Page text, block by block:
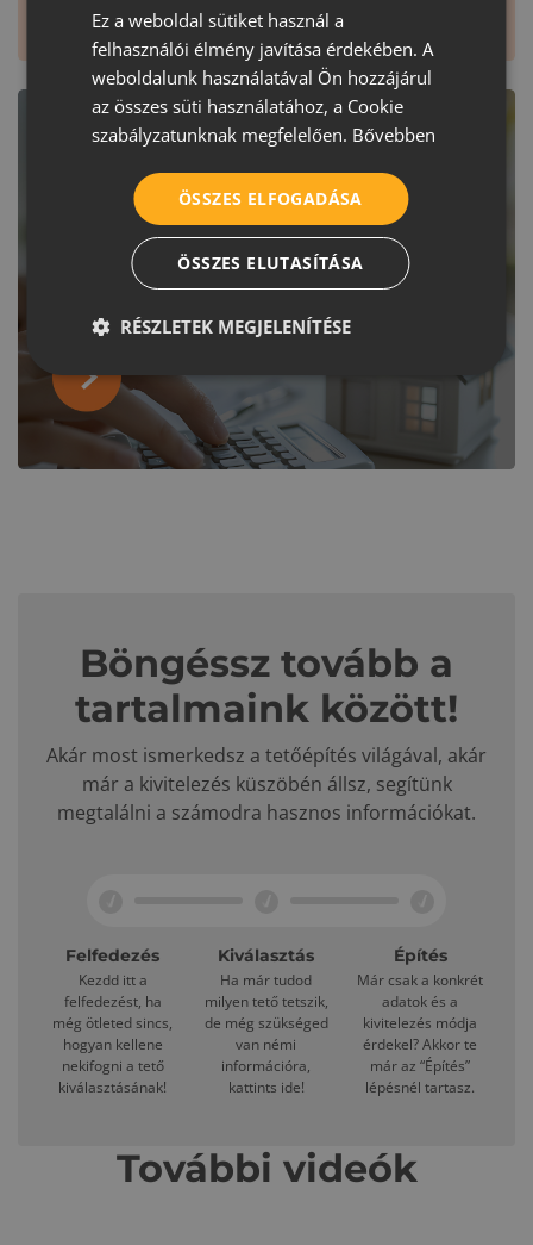
Böngéssz tovább a
tartalmaink között!
Akár most ismerkedsz a tetőépítés világával, akár
már a kivitelezés küszöbén állsz, segítünk
megtalálni a számodra hasznos információkat.
Felfedezés
Kezdd itt a
felfedezést, ha
még ötleted sincs,
hogyan kellene
nekifogni a tető
kiválasztásának!
Kiválasztás
Ha már tudod
milyen tető tetszik,
de még szükséged
van némi
információra,
kattints ide!
Építés
Már csak a konkrét
adatok és a
kivitelezés módja
érdekel? Akkor te
már az “Építés”
lépésnél tartasz.
További videók
SERBIAN
Ez a weboldal sütiket használ a
felhasználói élmény javítása érdekében. A
weboldalunk használatával Ön hozzájárul
az összes süti használatához, a Cookie
szabályzatunknak megfelelően. Bővebben
ÖSSZES ELFOGADÁSA
ÖSSZES ELUTASÍTÁSA
RÉSZLETEK MEGJELENÍTÉSE